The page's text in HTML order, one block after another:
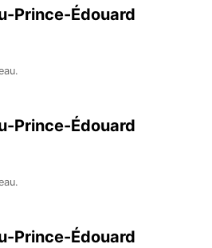
Prince-Édouard
Prince-Édouard
Prince-Édouard